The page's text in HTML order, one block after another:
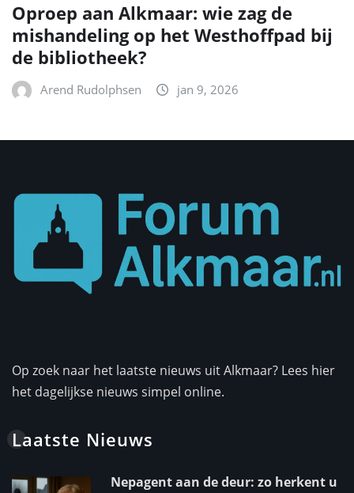
Oproep aan Alkmaar: wie zag de
mishandeling op het Westhoffpad bij
de bibliotheek?
Arend Rudolphsen jan 9, 2026
Op zoek naar het laatste nieuws uit Alkmaar? Lees hier
het dagelijkse nieuws simpel online.
Laatste Nieuws
Nepagent aan de deur: zo herkent u